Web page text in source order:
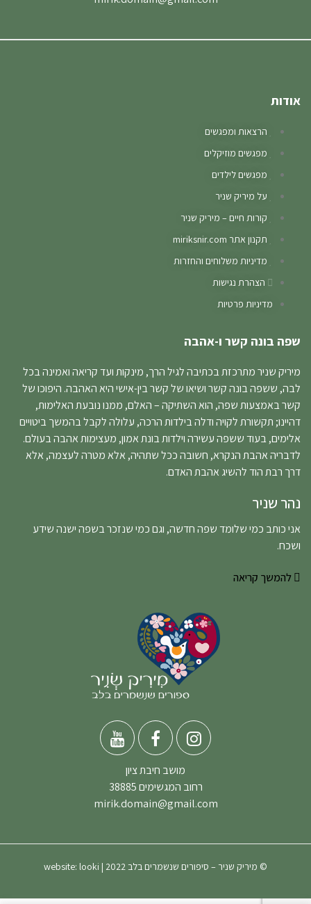
אודות
הרצאות ומפגשים
מפגשים מוזיקלים
מפגשים לילדים
על מיריק שניר
קורות חיים – מיריק שניר
תקנון אתר miriksnir.com
מדיניות משלוחים והחזרות
הצהרת נגישות
מדיניות פרטיות
שפה בונה קשר ו-אהבה
מיריק שניר מתרכזת בכתיבה לגיל הרך, מינקות ועד קריאה ואמינה בכל
לבה, ששפה בונה קשר ושיאו של קשר בין-אישי היא האהבה. היפוכו של
קשר באמצעות שפה, הוא השתיקה – האלם, ממנו נובעת האלימות,
דהיינו; תקשורת לקויה ודלה בילדות הרכה, עלולה לקבל בהמשך ביטויים
אלימים, בעוד ששפה עשירה וילדות בונת אמון, מעצימות אהבה בעולם.
לדבריה אהבת הנקרא, חשובה ככל שתהיה, אלא מטרה לעצמה, אלא
דרך רבת הוד להשיג אהבת האדם.
נהר שניר
אני כותב כמי שלומד שפה חדשה, וגם כמי שנזכר בשפה ישנה שידע
ושכח.
להמשך קריאה
מושב חיבת ציון
רחוב המגשימים 38885
mirik.domain@gmail.com
© מיריק שניר – סיפורים שנשמרים בלב 2022 | website: looki